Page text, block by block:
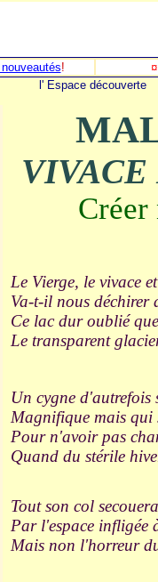
!
l' Espace découverte
Créer
Le Vierge, le vivace
Va-t-il nous déchirer
Ce lac dur oublié
Le transparent
Un cygne d'autrefois
Magnifique mais qui
Pour n'avoir pas
Quand du stérile
Tout son col
Par l'espace infligée
Mais non l'horreur